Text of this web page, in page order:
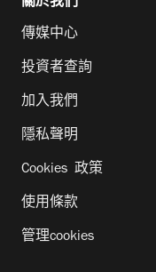
傳媒中心
投資者查詢
加入我們
隱私聲明
Cookies 政策
使用條款
管理cookies